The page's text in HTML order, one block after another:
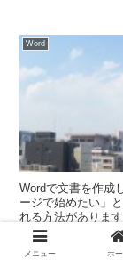
Word
Wordで文書を作成
ージで始めたい」
れる方法がありま
Wordで作成する
メニュー ホ